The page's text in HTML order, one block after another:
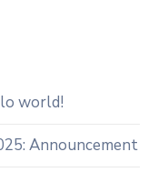
world!
Announcement